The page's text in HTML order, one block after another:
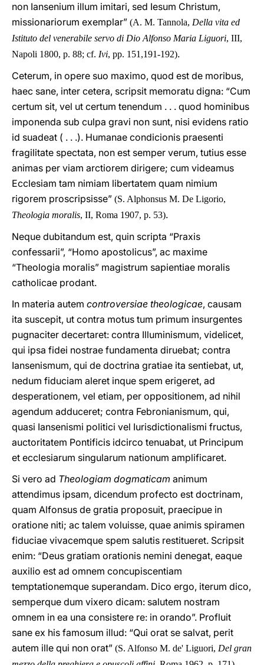
non Iansenium illum imitari, sed Iesum Christum,
missionariorum exemplar” (A. M. Tannola, Della vita ed
Istituto del venerabile servo di Dio Alfonso Maria Liguori, III,
Napoli 1800, p. 88; cf. Ivi, pp. 151,191-192).
Ceterum, in opere suo maximo, quod est de moribus,
haec sane, inter cetera, scripsit memoratu digna: “Cum
certum sit, vel ut certum tenendum . . . quod hominibus
imponenda sub culpa gravi non sunt, nisi evidens ratio
id suadeat ( . . .). Humanae condicionis praesenti
fragilitate spectata, non est semper verum, tutius esse
animas per viam arctiorem dirigere; cum videamus
Ecclesiam tam nimiam libertatem quam nimium
rigorem proscripsisse” (S. Alphonsus M. De Ligorio,
Theologia moralis, II, Roma 1907, p. 53).
Neque dubitandum est, quin scripta “Praxis
confessarii”, “Homo apostolicus”, ac maxime
“Theologia moralis” magistrum sapientiae moralis
catholicae prodant.
In materia autem controversiae theologicae, causam
ita suscepit, ut contra motus tum primum insurgentes
pugnaciter decertaret: contra Illuminismum, videlicet,
qui ipsa fidei nostrae fundamenta diruebat; contra
Iansenismum, qui de doctrina gratiae ita sentiebat, ut,
nedum fiduciam aleret inque spem erigeret, ad
desperationem, vel etiam, per oppositionem, ad nihil
agendum adduceret; contra Febronianismum, qui,
quasi Iansenismi politici vel Iurisdictionalismi fructus,
auctoritatem Pontificis idcirco tenuabat, ut Principum
et ecclesiarum singularum nationum amplificaret.
Si vero ad Theologiam dogmaticam animum
attendimus ipsam, dicendum profecto est doctrinam,
quam Alfonsus de gratia proposuit, praecipue in
oratione niti; ac talem voluisse, quae animis spiramen
fiduciae vivacemque spem salutis restitueret. Scripsit
enim: “Deus gratiam orationis nemini denegat, eaque
auxilio est ad omnem concupiscentiam
temptationemque superandam. Dico ergo, iterum dico,
semperque dum vixero dicam: salutem nostram
omnem in ea una consistere re: in orando”. Profluit
sane ex his famosum illud: “Qui orat se salvat, perit
autem ille qui non orat” (S. Alfonso M. de' Liguori, Del gran